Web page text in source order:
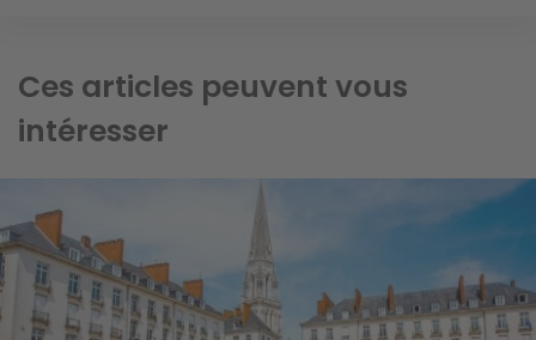
Ces articles peuvent vous
intéresser